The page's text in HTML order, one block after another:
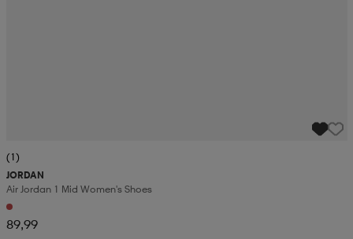
(1)
JORDAN
Air Jordan 1 Mid Women's Shoes
89,99